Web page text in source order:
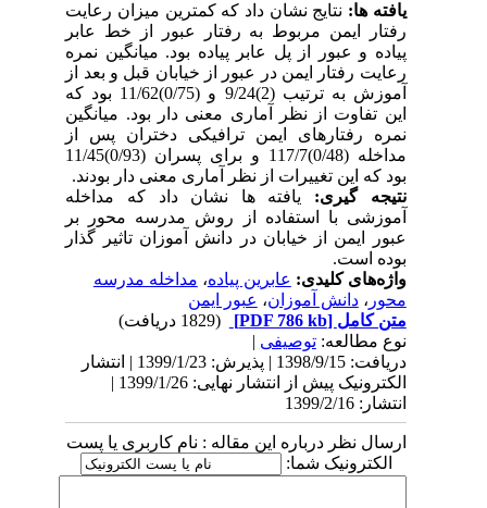
یافته ها: نتایج نشان داد کهکمترین میزان رعایت
رفتار ایمن مربوط به رفتار عبور از خط عابر
پیاده و عبور از پل عابر پیاده بود. میانگین نمره
رعایت رفتار ایمن در عبور از خیابان قبل و بعد از
آموزش به ترتیب (2)9/24
و(
0/75
)
11/62 بود که
این تفاوت از نظر آماری معنی دار بود. میانگین
نمره رفتارهای ایمن ترافیکی دختران پس از
مداخله(
0/48
)117/7 و برای پسران (
0/93
)
11/45
بود که این تغییرات از نظر آماری معنی دار بودند.
نتیجه گیری:
یافته ها نشان داد که
مداخله
آموزشی با استفاده از روش مدرسه محور بر
عبور ایمن از خیابان در دانش آموزان تاثیر گذار
بوده است.
واژه‌های کلیدی:عابرین پیاده،مداخله مدرسه
محور، دانش آموزان ،عبور ایمن
متن کامل[PDF 786 kb]
نوع مطالعه:توصیفی|
دریافت: 1398/9/15 | پذیرش: 1399/1/23 | انتشار
الکترونیک پیش از انتشار نهایی: 1399/1/26 |
انتشار: 1399/2/16
ارسال نظر درباره این مقاله : نام کاربری یا پست
الکترونیک شما: